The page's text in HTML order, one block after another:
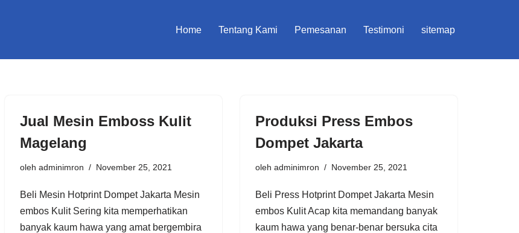
Home Tentang Kami Pemesanan Testimoni sitemap
Jual Mesin Emboss Kulit
Magelang
oleh adminimron November 25, 2021
Beli Mesin Hotprint Dompet Jakarta Mesin
embos Kulit Sering kita memperhatikan
banyak kaum hawa yang amat bergembira
Produksi Press Embos
Dompet Jakarta
oleh adminimron November 25, 2021
Beli Press Hotprint Dompet Jakarta Mesin
embos Kulit Acap kita memandang banyak
kaum hawa yang benar-benar bersuka cita